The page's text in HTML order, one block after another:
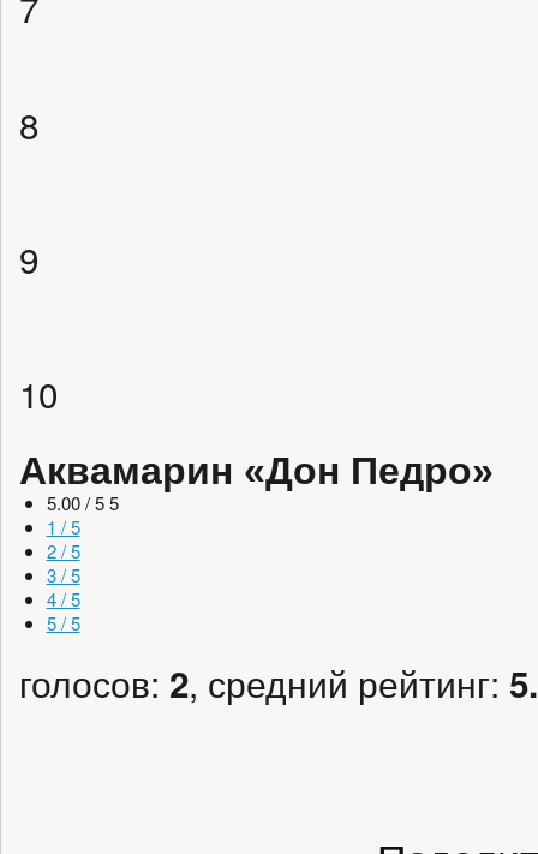
8
9
10
Aквамарин «Дон Педро»
5.00 / 5 5
1 / 5
2 / 5
3 / 5
4 / 5
5 / 5
голосов: 2, средний рейтинг: